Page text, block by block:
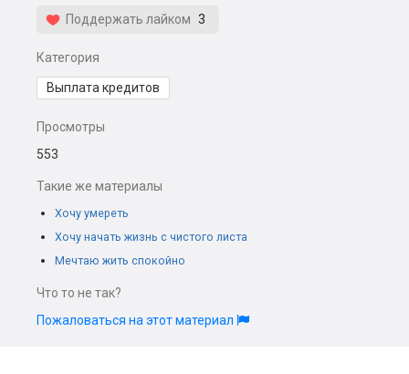
Поддержать лайком 3
Категория
Выплата кредитов
Просмотры
553
Такие же материалы
Хочу умереть
Хочу начать жизнь с чистого листа
Мечтаю жить спокойно
Что то не так?
Пожаловаться на этот материал